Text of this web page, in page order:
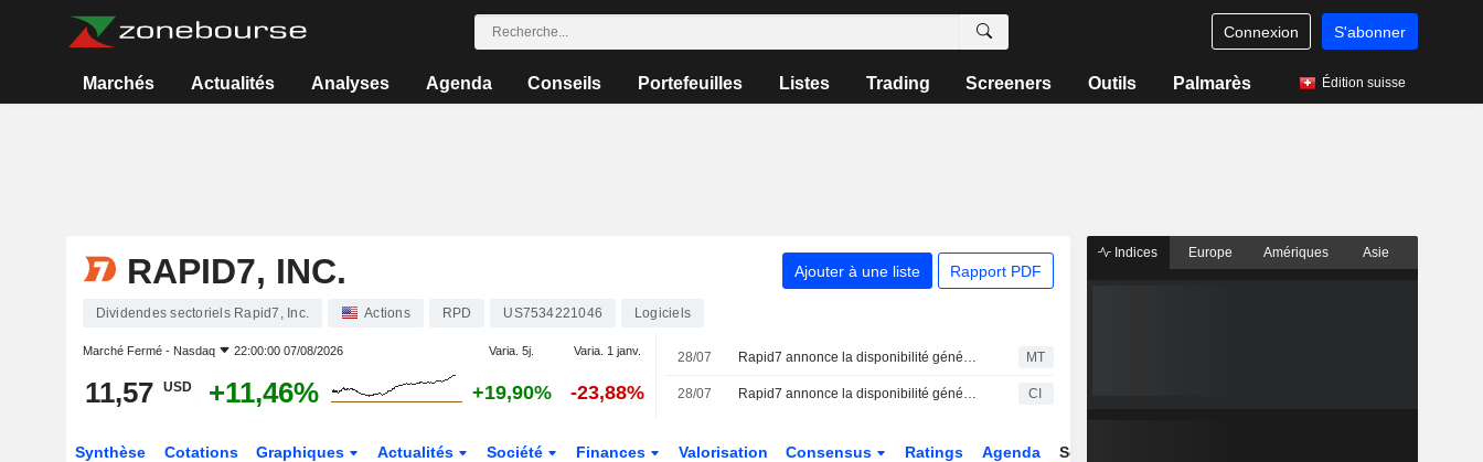
Connexion S'abonner
Marchés Actualités Analyses Agenda Conseils Portefeuilles Listes Trading Screeners Outils Palmarès Édition suisse
RAPID7, INC. Ajouter à une liste Rapport PDF
Dividendes sectoriels Rapid7, Inc. Actions RPD US7534221046 Logiciels
Marché Fermé - Nasdaq 22:00:00 07/08/2026 Varia. 5j. Varia. 1 janv.
11,57 USD +11,46% +19,90% -23,88%
28/07 Rapid7 annonce la disponibilité générale de son offre Rapid7 Cyber GRC MT
28/07 Rapid7 annonce la disponibilité générale de Rapid7 Cyber GRC et enrichit sa plateforme Rapid7 Command de fonctionnalités natives de gouvernance, risque et conformité CI
Synthèse Cotations Graphiques Actualités Société Finances Valorisation Consensus Ratings Agenda Secteur
Indices Europe Amériques Asie